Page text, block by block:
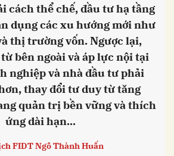
cách thể chế, đầu tư hạ tầng
dụng các xu hướng mới như
thị trường vốn. Ngược lại,
bên ngoài và áp lực nội tại
nghiệp và nhà đầu tư phải
thay đổi tư duy từ tăng
quản trị bền vững và thích
ứng dài hạn...
FIDT Ngô Thành Huấn